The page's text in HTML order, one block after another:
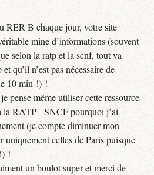
RER B chaque jour, votre site
mine d’informations (souvent
selon la ratp et la scnf, tout va
qu’il n’est pas nécessaire de
10 min !) !
pense même utiliser cette ressource
RATP - SNCF pourquoi j’ai
(je compte diminuer mon
uniquement celles de Paris puisque
!
un boulot super et merci de